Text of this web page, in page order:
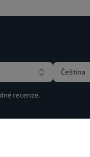
Čeština
recenze.